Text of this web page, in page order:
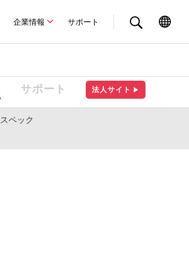
企業情報 サポート
サポート 法人サイト ▶
スペック